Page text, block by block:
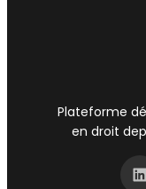
Plateforme
en droit